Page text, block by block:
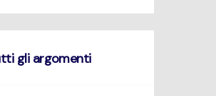
gli argomenti